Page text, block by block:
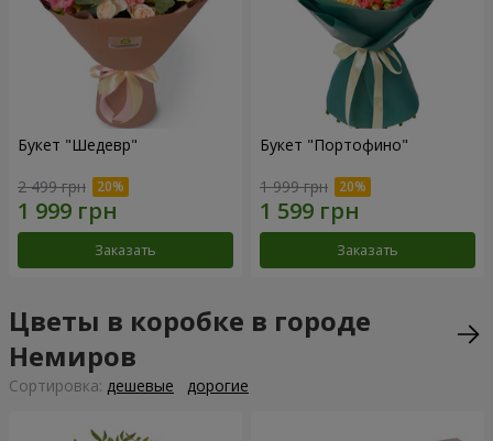
Букет "Шедевр"
2 499 грн
Заказать
Букет "Портофино"
1 999 грн
Заказать
Цветы в коробке в городе
Немиров
Cортировка: дешевые дорогие